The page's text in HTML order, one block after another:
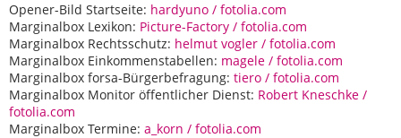
Opener-Bild Startseite: hardyuno / fotolia.com
Marginalbox Lexikon: Picture-Factory / fotolia.com
Marginalbox Rechtsschutz: helmut vogler / fotolia.com
Marginalbox Einkommenstabellen: magele / fotolia.com
Marginalbox forsa-Bürgerbefragung: tiero / fotolia.com
Marginalbox Monitor öffentlicher Dienst: Robert Kneschke /
fotolia.com
Marginalbox Termine: a_korn / fotolia.com